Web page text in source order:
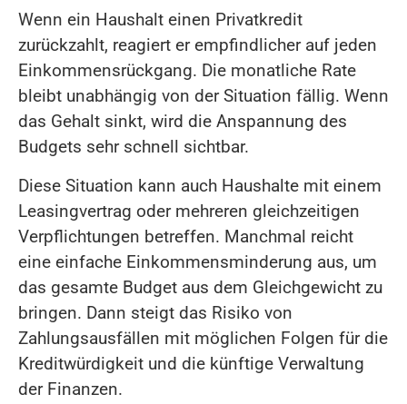
Wenn ein Haushalt einen Privatkredit
zurückzahlt, reagiert er empfindlicher auf jeden
Einkommensrückgang. Die monatliche Rate
bleibt unabhängig von der Situation fällig. Wenn
das Gehalt sinkt, wird die Anspannung des
Budgets sehr schnell sichtbar.
Diese Situation kann auch Haushalte mit einem
Leasingvertrag oder mehreren gleichzeitigen
Verpflichtungen betreffen. Manchmal reicht
eine einfache Einkommensminderung aus, um
das gesamte Budget aus dem Gleichgewicht zu
bringen. Dann steigt das Risiko von
Zahlungsausfällen mit möglichen Folgen für die
Kreditwürdigkeit und die künftige Verwaltung
der Finanzen.